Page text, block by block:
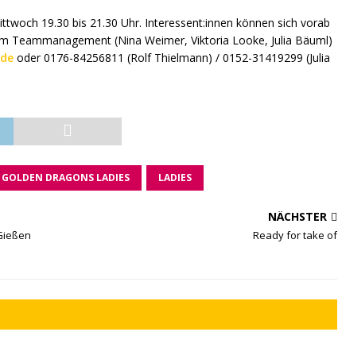
19.30 bis 21.30 Uhr. Interessent:innen können sich vorab
Teammanagement (Nina Weimer, Viktoria Looke, Julia Bäuml)
oder 0176-84256811 (Rolf Thielmann) / 0152-31419299 (Julia
DRAGONS LADIES LADIES
NÄCHSTER
Ready for take of